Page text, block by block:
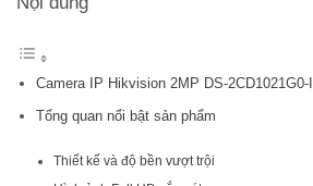
Camera IP Hikvision 2MP DS-2CD1021G0-I
Tổng quan nổi bật sản phẩm
Thiết kế và độ bền vượt trội